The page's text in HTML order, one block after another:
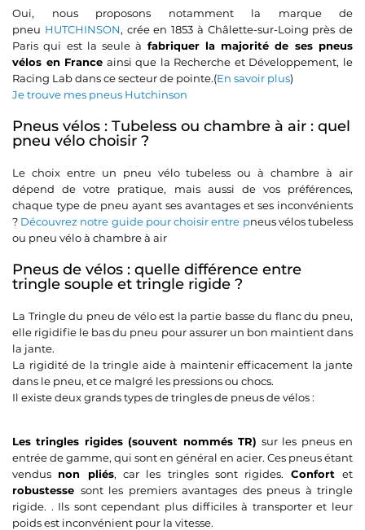
Oui, nous proposons notamment la marque de
pneu HUTCHINSON, crée en 1853 à Châlette-sur-Loing près de
Paris qui est la seule à fabriquer la majorité de ses pneus
vélos en France ainsi que la Recherche et Développement, le
Racing Lab dans ce secteur de pointe.(En savoir plus)
Je trouve mes pneus Hutchinson
Pneus vélos : Tubeless ou chambre à air : quel
pneu vélo choisir ?
Le choix entre un pneu vélo tubeless ou à chambre à air
dépend de votre pratique, mais aussi de vos préférences,
chaque type de pneu ayant ses avantages et ses inconvénients
? Découvrez notre guide pour choisir entre pneus vélos tubeless
ou pneu vélo à chambre à air
Pneus de vélos : quelle différence entre
tringle souple et tringle rigide ?
La Tringle du pneu de vélo est la partie basse du flanc du pneu,
elle rigidifie le bas du pneu pour assurer un bon maintient dans
la jante.
La rigidité de la tringle aide à maintenir efficacement la jante
dans le pneu, et ce malgré les pressions ou chocs.
Il existe deux grands types de tringles de pneus de vélos :
Les tringles rigides (souvent nommés TR) sur les pneus en
entrée de gamme, qui sont en général en acier. Ces pneus étant
vendus non pliés, car les tringles sont rigides. Confortet
robustesse sont les premiers avantages des pneus à tringle
rigide. . Ils sont cependant plus difficiles à transporter et leur
poids est inconvénient pour la vitesse.